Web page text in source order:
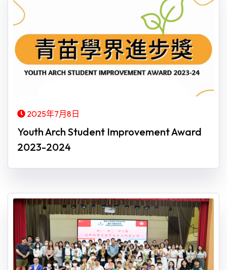
2025年7月8日
Youth Arch Student Improvement Award
2023-2024